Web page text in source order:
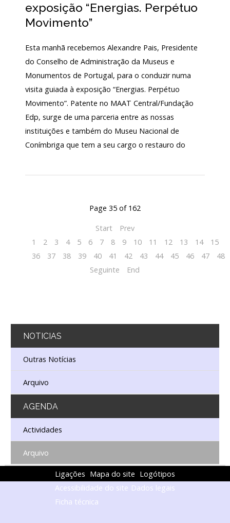
exposição “Energias. Perpétuo
Movimento”
Esta manhã recebemos Alexandre Pais, Presidente
do Conselho de Administração da Museus e
Monumentos de Portugal, para o conduzir numa
visita guiada à exposição “Energias. Perpétuo
Movimento”. Patente no MAAT Central/Fundação
Edp, surge de uma parceria entre as nossas
instituições e também do Museu Nacional de
Conímbriga que tem a seu cargo o restauro do
Page 35 of 162
Start
Prev
1
2 3 4 5 6 7 8 9 10 11 12 13 14 15
36
37 38 39 40 41 42 43 44 45 46 47
48
Seguinte
End
NOTICIAS
Outras Notícias
Arquivo
AGENDA
Actividades
Arquivo
Ligações Mapa do site Logótipos
Acessibilidade do site Dados legais
Ficha técnica